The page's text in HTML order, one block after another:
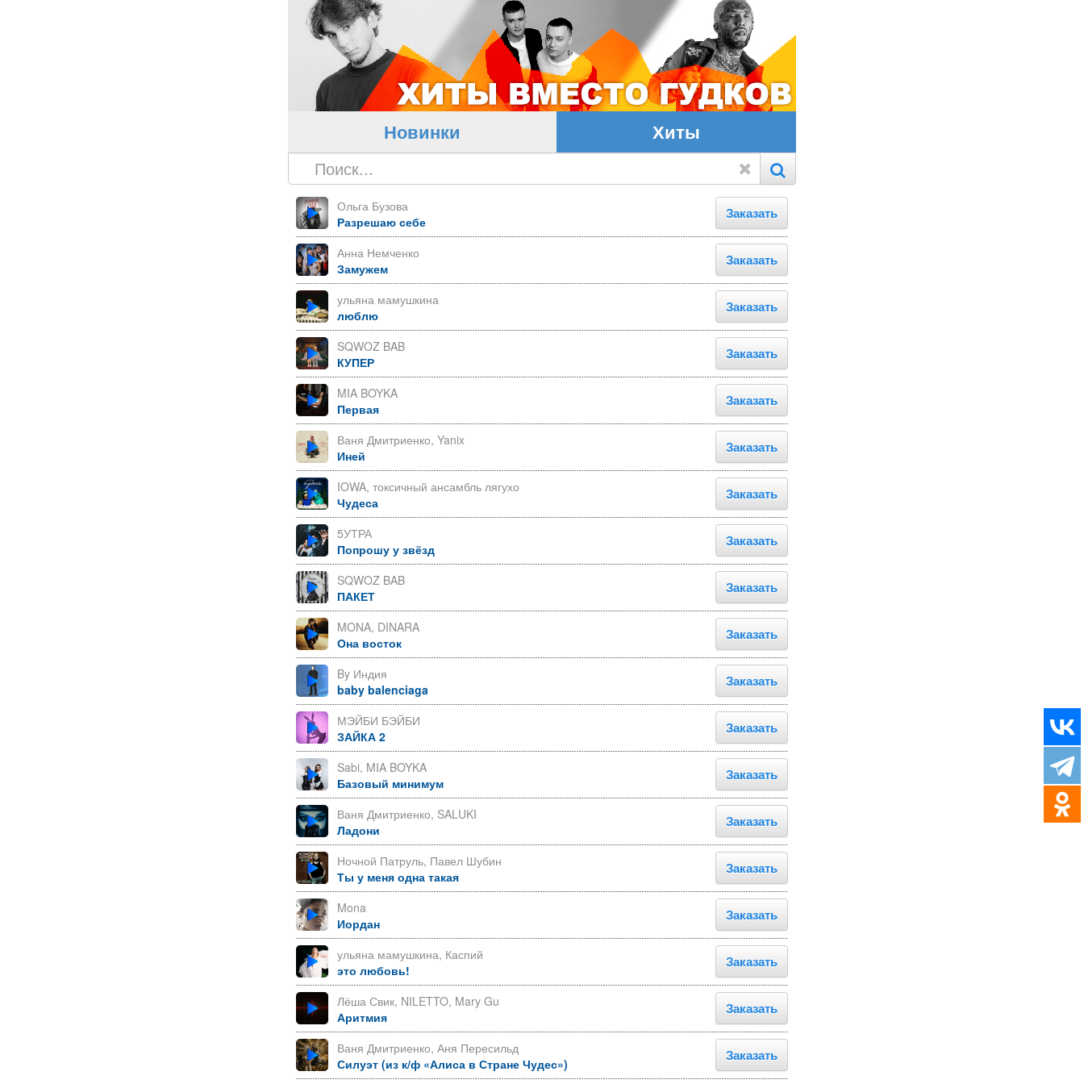
Новинки Хиты
Ольга Бузова
Разрешаю себе
Заказать
Анна Немченко
Замужем
Заказать
ульяна мамушкина
люблю
Заказать
SQWOZ BAB
КУПЕР
Заказать
MIA BOYKA
Первая
Заказать
Ваня Дмитриенко, Yanix
Иней
Заказать
IOWA, токсичный ансамбль лягухо
Чудеса
Заказать
5УТРА
Попрошу у звёзд
Заказать
SQWOZ BAB
ПАКЕТ
Заказать
MONA, DINARA
Она восток
Заказать
By Индия
baby balenciaga
Заказать
МЭЙБИ БЭЙБИ
ЗАЙКА 2
Заказать
Sabi, MIA BOYKA
Базовый минимум
Заказать
Ваня Дмитриенко, SALUKI
Ладони
Заказать
Ночной Патруль, Павел Шубин
Ты у меня одна такая
Заказать
Mona
Иордан
Заказать
ульяна мамушкина, Каспий
это любовь!
Заказать
Лёша Свик, NILETTO, Mary Gu
Аритмия
Заказать
Ваня Дмитриенко, Аня Пересильд
Силуэт (из к/ф «Алиса в Стране Чудес»)
Заказать